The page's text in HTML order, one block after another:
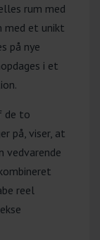
for
samt
rum med
et unikt
på nye
i et
de to
på, viser, at
vedvarende
reel